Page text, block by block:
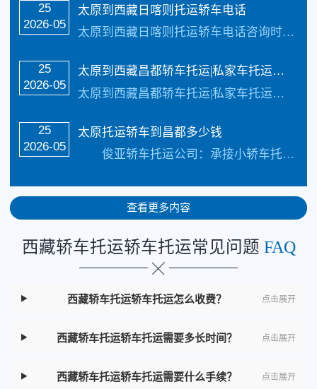
25
2026-05
太原到西藏日喀则托运轿车电话
太原到西藏日喀则托运轿车电话咨询时效：3-7天_收费标准更具具体的车型、不同的牌子价值不同价格也不同还有季节性都是影响价格的因素，具体价格请电话咨询，每天发车【承…
25
2026-05
​太原到西藏昌都轿车托运|私家车托运直达线路
太原到西藏昌都轿车托运|私家车托运直达线路_四川俊亚物流公司（133-5002-3601）直达线路【承接业务】：私家车托运、轿车托运、小轿车托运、越野车托运、商务车…
25
2026-05
太原托运轿车到昌都多少钱
俊亚轿车托运公司：承接小轿车托运、越野车托运、商品车托运、私家车托运、二手车托运、旅游车托运下面给大家说说我司托运轿车需要知道的以及运输费用、运输线路、托运…
查看更多内容
西藏轿车托运轿车托运常见问题 FAQ
西藏轿车托运轿车托运怎么收费？ 点击展开
西藏轿车托运轿车托运需要多长时间？ 点击展开
西藏轿车托运轿车托运需要什么手续？ 点击展开